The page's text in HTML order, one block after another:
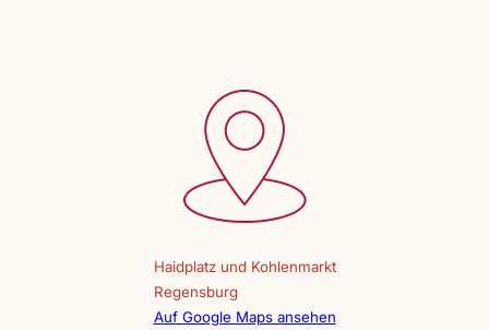
Haidplatz und Kohlenmarkt
Regensburg
Auf Google Maps ansehen